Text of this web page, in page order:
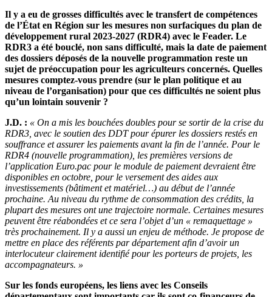
Il y a eu de grosses difficultés avec le transfert de compétences
de l’État en Région sur les mesures non surfaciques du plan de
développement rural 2023-2027 (RDR4) avec le Feader. Le
RDR3 a été bouclé, non sans difficulté, mais la date de paiement
des dossiers déposés de la nouvelle programmation reste un
sujet de préoccupation pour les agriculteurs concernés. Quelles
mesures comptez-vous prendre (sur le plan politique et au
niveau de l’organisation) pour que ces difficultés ne soient plus
qu’un lointain souvenir ?
J.D. : « On a mis les bouchées doubles pour se sortir de la crise du
RDR3, avec le soutien des DDT pour épurer les dossiers restés en
souffrance et assurer les paiements avant la fin de l’année. Pour le
RDR4 (nouvelle programmation), les premières versions de
l’application Euro.pac pour le module de paiement devraient être
disponibles en octobre, pour le versement des aides aux
investissements (bâtiment et matériel…) au début de l’année
prochaine. Au niveau du rythme de consommation des crédits, la
plupart des mesures ont une trajectoire normale. Certaines mesures
peuvent être réabondées et ce sera l’objet d’un « remaquettage »
très prochainement. Il y a aussi un enjeu de méthode. Je propose de
mettre en place des référents par département afin d’avoir un
interlocuteur clairement identifié pour les porteurs de projets, les
accompagnateurs. »
Sur les fonds européens, les liens avec les Conseils